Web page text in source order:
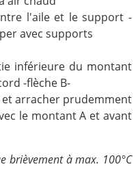
l'aile et le support -
avec supports
inférieure du montant
-flèche B-
arracher prudemment
le montant A et avant
brièvement à max. 100°C